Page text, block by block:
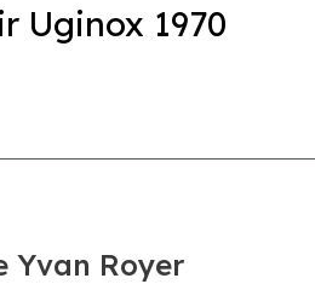
Uginox 1970
Yvan Royer